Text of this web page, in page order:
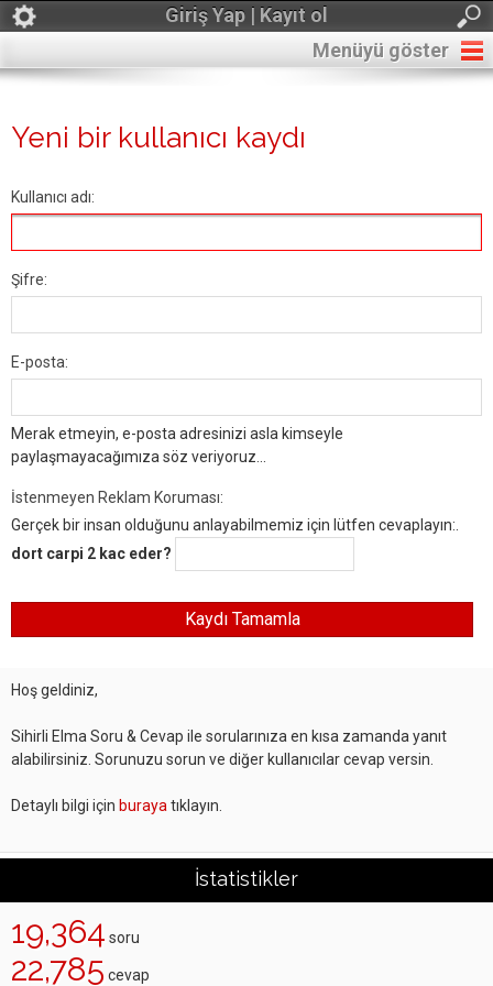
Giriş Yap | Kayıt ol
Menüyü göster
Yeni bir kullanıcı kaydı
Kullanıcı adı:
Şifre:
E-posta:
Merak etmeyin, e-posta adresinizi asla kimseyle
paylaşmayacağımıza söz veriyoruz...
İstenmeyen Reklam Koruması:
Gerçek bir insan olduğunu anlayabilmemiz için lütfen cevaplayın:.
dort carpi 2 kac eder?
Hoş geldiniz,
Sihirli Elma Soru & Cevap ile sorularınıza en kısa zamanda yanıt
alabilirsiniz. Sorunuzu sorun ve diğer kullanıcılar cevap versin.
Detaylı bilgi için buraya tıklayın.
İstatistikler
19,364 soru
22,785 cevap